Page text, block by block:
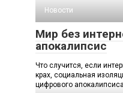
Новости
Мир без
апокалипсис
Что случится, если
крах, социальная
цифрового апокалипсиса